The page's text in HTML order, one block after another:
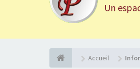
Un
Accueil